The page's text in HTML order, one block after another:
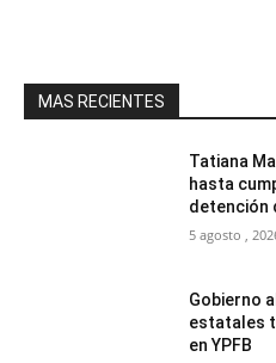
MAS RECIENTES
Tatiana
hasta
detención
5 agosto ,
Gobierno
estatales
en YPFB